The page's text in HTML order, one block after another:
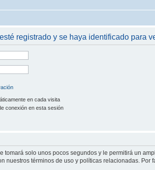
registrado y se haya identificado para
en cada visita
conexión en esta sesión
tomará solo unos pocos segundos y le permitirá un
nuestros términos de uso y políticas relacionadas. Por